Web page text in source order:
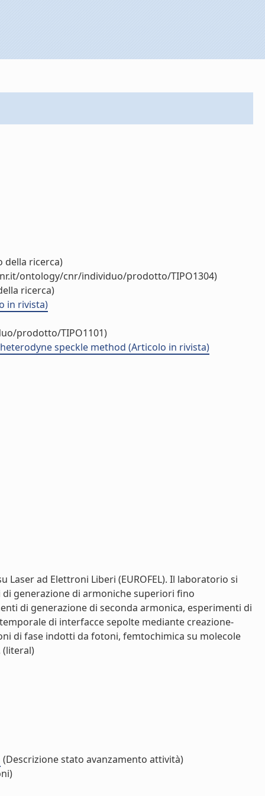
della ricerca)
ontology/cnr/individuo/prodotto/TIPO1304)
ricerca)
in rivista)
prodotto/TIPO1101)
speckle method (Articolo in rivista)
ad Elettroni Liberi (EUROFEL). Il laboratorio si
di generazione di armoniche superiori fino
di generazione di seconda armonica, esperimenti di
di interfacce sepolte mediante creazione-
di fase indotti da fotoni, femtochimica su molecole
(literal)
(Descrizione stato avanzamento attività)